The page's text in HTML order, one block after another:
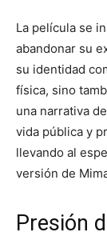
La película se
abandonar su
su identidad
física, sino
una narrativa
vida pública y
llevando al
versión de
Presión